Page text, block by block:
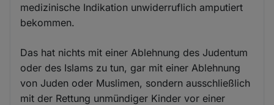
medizinische Indikation unwiderruflich amputiert
bekommen.
Das hat nichts mit einer Ablehnung des Judentum
oder des Islams zu tun, gar mit einer Ablehnung
von Juden oder Muslimen, sondern ausschließlich
mit der Rettung unmündiger Kinder vor einer